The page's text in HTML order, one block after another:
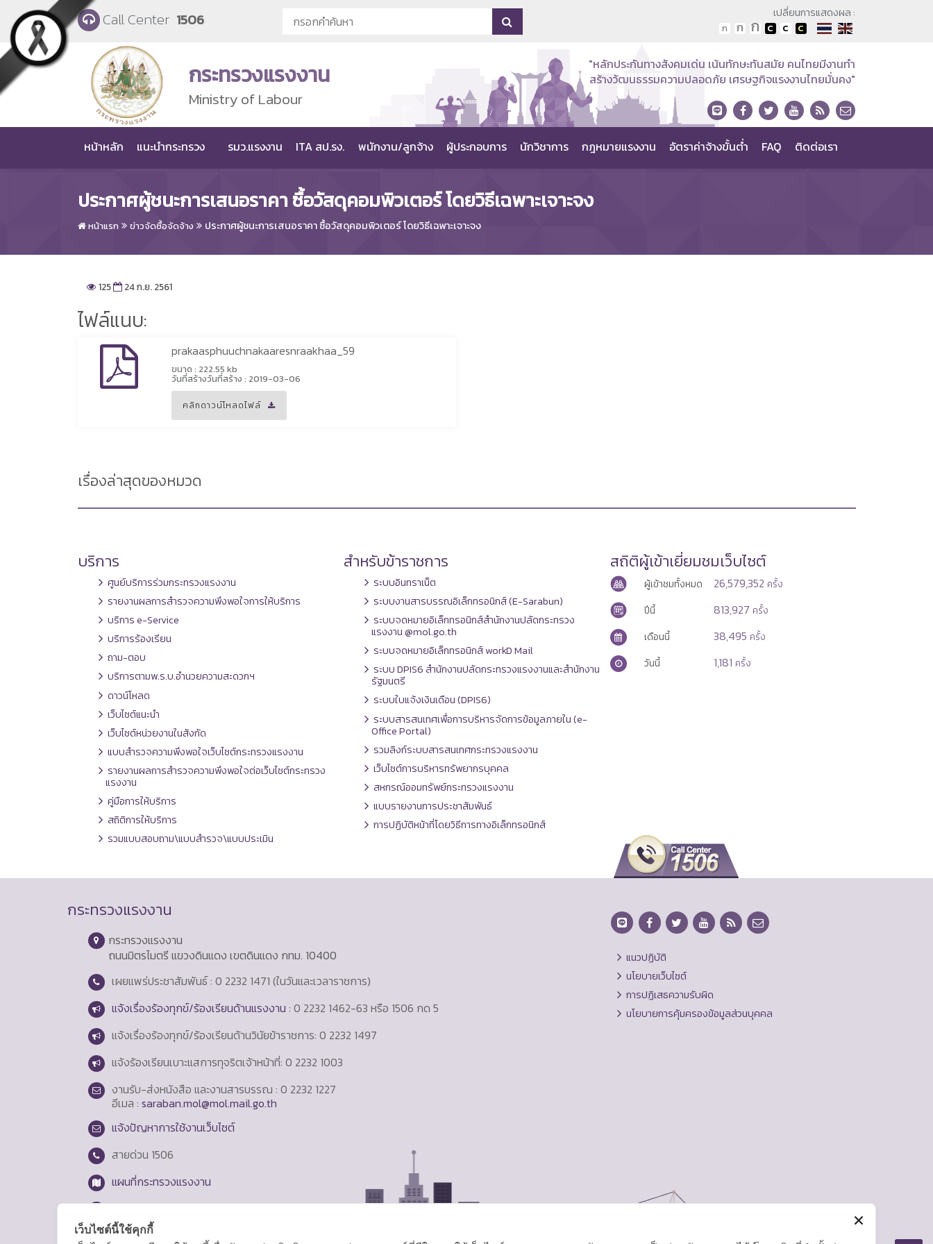
Skip to main content
Call Center 1506 เปลี่ยนการแสดงผล :
กระทรวงแรงงาน
Ministry of Labour
"หลักประกันทางสังคมเด่น เน้นทักษะทันสมัย คนไทยมีงานทำ
สร้างวัฒนธรรมความปลอดภัย เศรษฐกิจแรงงานไทยมั่นคง"
หน้าหลัก แนะนำกระทรวง รมว.แรงงาน ITA สป.รง. พนักงาน/ลูกจ้าง ผู้ประกอบการ นักวิชาการ กฎหมายแรงงาน อัตราค่าจ้างขั้นต่ำ FAQ ติดต่อเรา
ประกาศผู้ชนะการเสนอราคา ซื้อวัสดุคอมพิวเตอร์ โดยวิธีเฉพาะเจาะจง
หน้าแรก ข่าวจัดซื้อจัดจ้าง ประกาศผู้ชนะการเสนอราคา ซื้อวัสดุคอมพิวเตอร์ โดยวิธีเฉพาะเจาะจง
125 24 ก.ย. 2561
ไฟล์แนบ:
prakaasphuuchnakaaresnraakhaa_59
ขนาด : 222.55 kb
วันที่สร้างวันที่สร้าง : 2019-03-06
คลิกดาวน์โหลดไฟล์
เรื่องล่าสุดของหมวด
บริการ
ศูนย์บริการร่วมกระทรวงแรงงาน
รายงานผลการสำรวจความพึงพอใจการให้บริการ
บริการ e-Service
บริการร้องเรียน
ถาม-ตอบ
บริการตามพ.ร.บ.อำนวยความสะดวกฯ
ดาวน์โหลด
เว็บไซต์แนะนำ
เว็บไซต์หน่วยงานในสังกัด
แบบสำรวจความพึงพอใจเว็บไซต์กระทรวงแรงงาน
รายงานผลการสำรวจความพึงพอใจต่อเว็บไซต์กระทรวง
แรงงาน
คู่มือการให้บริการ
สถิติการให้บริการ
รวมแบบสอบถาม\แบบสำรวจ\แบบประเมิน
สำหรับข้าราชการ
ระบบอินทราเน็ต
ระบบงานสารบรรณอิเล็กทรอนิกส์ (E-Sarabun)
ระบบจดหมายอิเล็กทรอนิกส์สำนักงานปลัดกระทรวง
แรงงาน @mol.go.th
ระบบจดหมายอิเล็กทรอนิกส์ workD Mail
ระบบ DPIS6 สำนักงานปลัดกระทรวงแรงงานและสำนักงาน
รัฐมนตรี
ระบบใบแจ้งเงินเดือน (DPIS6)
ระบบสารสนเทศเพื่อการบริหารจัดการข้อมูลภายใน (e-
Office Portal)
รวมลิงก์ระบบสารสนเทศกระทรวงแรงงาน
เว็บไซต์การบริหารทรัพยากรบุคคล
สหกรณ์ออมทรัพย์กระทรวงแรงงาน
แบบรายงานการประชาสัมพันธ์
การปฏิบัติหน้าที่โดยวิธีการทางอิเล็กทรอนิกส์
สถิติผู้เข้าเยี่ยมชมเว็บไซต์
ผู้เข้าชมทั้งหมด 26,579,352 ครั้ง
ปีนี้
813,927 ครั้ง
เดือนนี้
38,495 ครั้ง
วันนี้
1,181 ครั้ง
กระทรวงแรงงาน
กระทรวงแรงงาน
ถนนมิตรไมตรี แขวงดินแดง เขตดินแดง กทม. 10400
เผยแพร่ประชาสัมพันธ์ : 0 2232 1471 (ในวันและเวลาราชการ)
แจ้งเรื่องร้องทุกข์/ร้องเรียนด้านแรงงาน : 0 2232 1462-63 หรือ 1506 กด 5
แจ้งเรื่องร้องทุกข์/ร้องเรียนด้านวินัยข้าราชการ: 0 2232 1497
แจ้งร้องเรียนเบาะแสการทุจริตเจ้าหน้าที่: 0 2232 1003
งานรับ-ส่งหนังสือ และงานสารบรรณ : 0 2232 1227
อีเมล : saraban.mol@mol.mail.go.th
แจ้งปัญหาการใช้งานเว็บไซต์
สายด่วน 1506
แผนที่กระทรวงแรงงาน
Login
แนวปฏิบัติ
นโยบายเว็บไซต์
การปฏิเสธความรับผิด
นโยบายการคุ้มครองข้อมูลส่วนบุคคล
เว็บไซต์นี้ใช้คุกกี้